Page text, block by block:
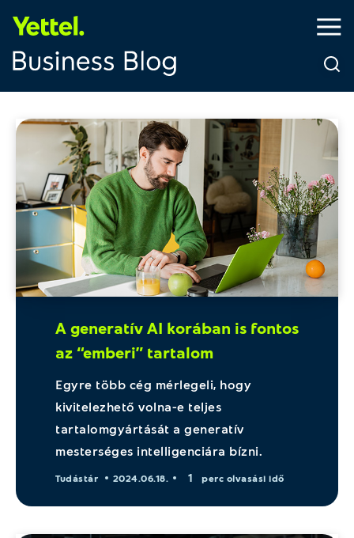
A generatív AI korában is fontos
az “emberi” tartalom
Egyre több cég mérlegeli, hogy
kivitelezhető volna-e teljes
tartalomgyártását a generatív
mesterséges intelligenciára bízni.
Tudástár 2024.06.18. 1 perc olvasási idő